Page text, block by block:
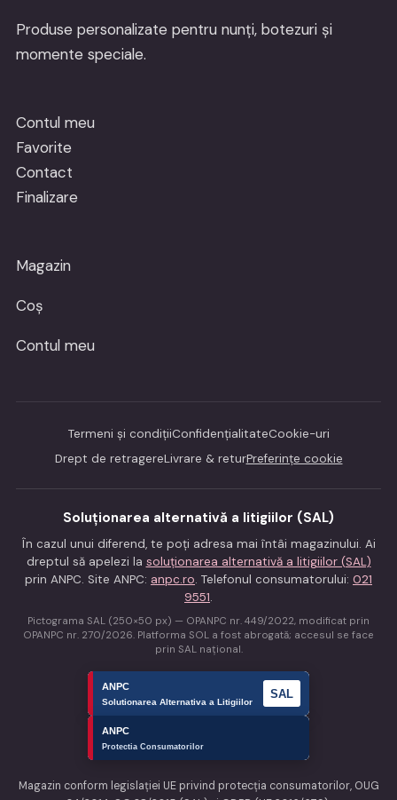
Produse personalizate pentru nunți, botezuri și
momente speciale.
Contul meu
Favorite
Contact
Finalizare
Magazin
Coș
Contul meu
Termeni și condițiiConfidențialitateCookie-uri
Drept de retragereLivrare & returPreferințe cookie
Soluționarea alternativă a litigiilor (SAL)
În cazul unui diferend, te poți adresa mai întâi magazinului. Ai
dreptul să apelezi la soluționarea alternativă a litigiilor (SAL)
prin ANPC. Site ANPC: anpc.ro. Telefonul consumatorului: 021
9551.
Pictograma SAL (250×50 px) — OPANPC nr. 449/2022, modificat prin
OPANPC nr. 270/2026. Platforma SOL a fost abrogată; accesul se face
prin SAL național.
Magazin conform legislației UE privind protecția consumatorilor, OUG